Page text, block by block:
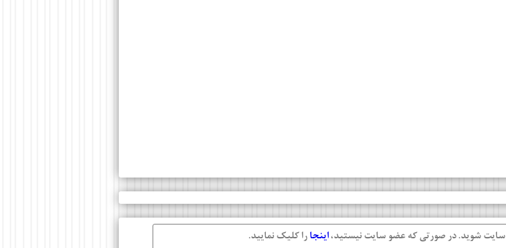
سایت شوید. در صورتی که عضو سایت نیستید،اینجارا کلیک نمایید.